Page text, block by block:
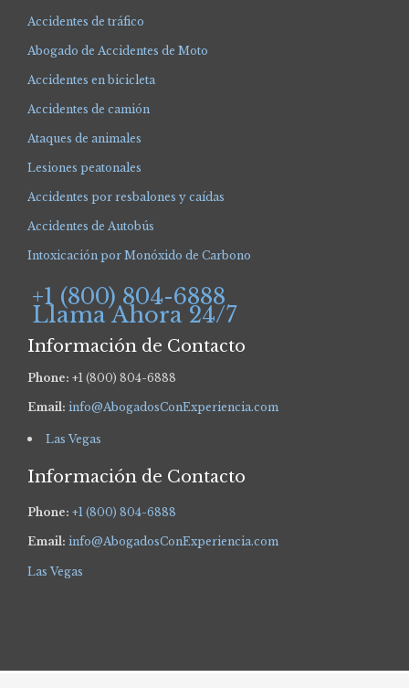
Accidentes de tráfico
Abogado de Accidentes de Moto
Accidentes en bicicleta
Accidentes de camión
Ataques de animales
Lesiones peatonales
Accidentes por resbalones y caídas
Accidentes de Autobús
Intoxicación por Monóxido de Carbono
+1 (800) 804-6888
Llama Ahora 24/7
Información de Contacto
Phone: +1 (800) 804-6888
Email: info@AbogadosConExperiencia.com
Las Vegas
Información de Contacto
Phone: +1 (800) 804-6888
Email: info@AbogadosConExperiencia.com
Las Vegas